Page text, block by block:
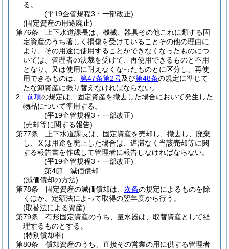
る。
(平19企管規程3・一部改正)
(固定資産の用途廃止)
第76条
上下水道課長は、機械、器具その他これに類する固
定資産のうち著しく損傷を受けていることその他の理由に
より、その用途に使用することができなくなったものにつ
いては、管理者の決裁を受けて、再使用できるものと不用
となり、又は使用に耐えなくなったものとに区分し、再使
用できるものは、 第47条第2号及び第48条の規定に準じて
たな卸資産に振り替えなければならない。
2
前項の規定は、固定資産を撤去した場合において発生した
物品について準用する。
(平19企管規程3・一部改正)
(売却等に関する報告)
第77条
上下水道課長は、固定資産を売却し、撤去し、廃棄
し、又は用途を廃止した場合は、遅滞なく当該売却等に関
する報告書を作成して管理者に報告しなければならない。
(平19企管規程3・一部改正)
第4節
減価償却
(減価償却の方法)
第78条
固定資産の減価償却は、 次条の規定によるものを除
くほか、定額法によって取得の翌年度から行う。
(取替法による資産)
第79条
有形固定資産のうち、量水器は、取替資産として経
理するものとする。
(特別償却率)
第80条
償却資産のうち、直接その営業の用に供する管理者